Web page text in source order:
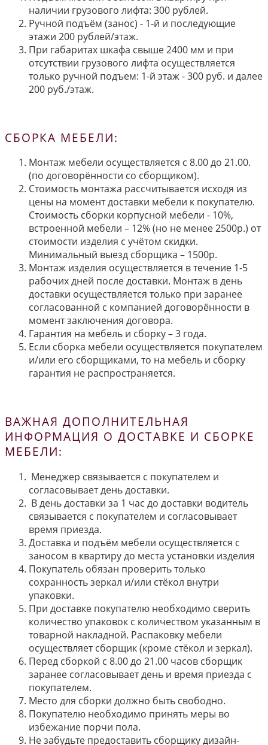
наличии грузового лифта: 300 рублей.
Ручной подъём (занос) - 1-й и последующие
этажи 200 рублей/этаж.
При габаритах шкафа свыше 2400 мм и при
отсутствии грузового лифта осуществляется
только ручной подъем: 1-й этаж - 300 руб. и далее
200 руб./этаж.
СБОРКА МЕБЕЛИ:
Монтаж мебели осуществляется с 8.00 до 21.00.
(по договорённости со сборщиком).
Стоимость монтажа рассчитывается исходя из
цены на момент доставки мебели к покупателю.
Стоимость сборки корпусной мебели - 10%,
встроенной мебели – 12% (но не менее 2500р.) от
стоимости изделия с учётом скидки.
Минимальный выезд сборщика – 1500р.
Монтаж изделия осуществляется в течение 1-5
рабочих дней после доставки. Монтаж в день
доставки осуществляется только при заранее
согласованной с компанией договорённости в
момент заключения договора.
Гарантия на мебель и сборку – 3 года.
Если сборка мебели осуществляется покупателем
и/или его сборщиками, то на мебель и сборку
гарантия не распространяется.
ВАЖНАЯ ДОПОЛНИТЕЛЬНАЯ
ИНФОРМАЦИЯ О ДОСТАВКЕ И СБОРКЕ
МЕБЕЛИ:
Менеджер связывается с покупателем и
согласовывает день доставки.
В день доставки за 1 час до доставки водитель
связывается с покупателем и согласовывает
время приезда.
Доставка и подъём мебели осуществляется с
заносом в квартиру до места установки изделия
Покупатель обязан проверить только
сохранность зеркал и/или стёкол внутри
упаковки.
При доставке покупателю необходимо сверить
количество упаковок с количеством указанным в
товарной накладной. Распаковку мебели
осуществляет сборщик (кроме стёкол и зеркал).
Перед сборкой с 8.00 до 21.00 часов сборщик
заранее согласовывает день и время приезда с
покупателем.
Место для сборки должно быть свободно.
Покупателю необходимо принять меры во
избежание порчи пола.
Не забудьте предоставить сборщику дизайн-